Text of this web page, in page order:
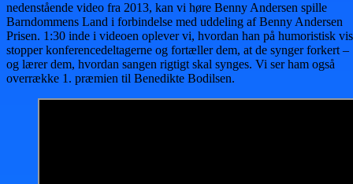
nedenstående video fra 2013, kan vi høre Benny Andersen spille
Barndommens Land i forbindelse med uddeling af Benny Andersen
Prisen. 1:30 inde i videoen oplever vi, hvordan han på humoristisk vis
stopper konferencedeltagerne og fortæller dem, at de synger forkert –
og lærer dem, hvordan sangen rigtigt skal synges. Vi ser ham også
overrække 1. præmien til Benedikte Bodilsen.